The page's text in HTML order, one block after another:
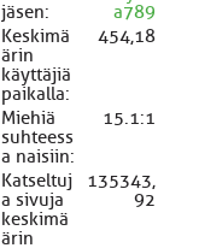
jäsen:
a789
Keskimä
ärin
käyttäjiä
paikalla:
454,18
Miehiä
suhteess
a naisiin:
15.1:1
Katseltuj
a sivuja
keskimä
ärin
135343,
92